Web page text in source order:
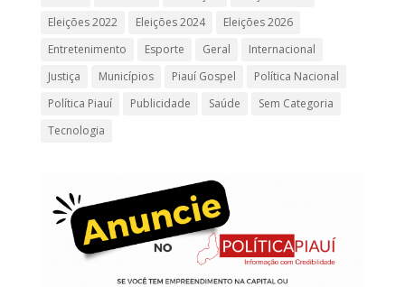
Eleições 2022
Eleições 2024
Eleições 2026
Entretenimento
Esporte Geral
Internacional
Justiça
Municípios Piauí Gospel
Política Nacional
Política Piauí
Publicidade Saúde
Sem Categoria
Tecnologia